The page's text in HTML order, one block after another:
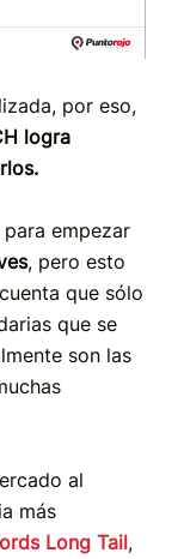
por eso,
logra
empezar
, pero esto
que sólo
que se
son las
al
más
Long Tail,